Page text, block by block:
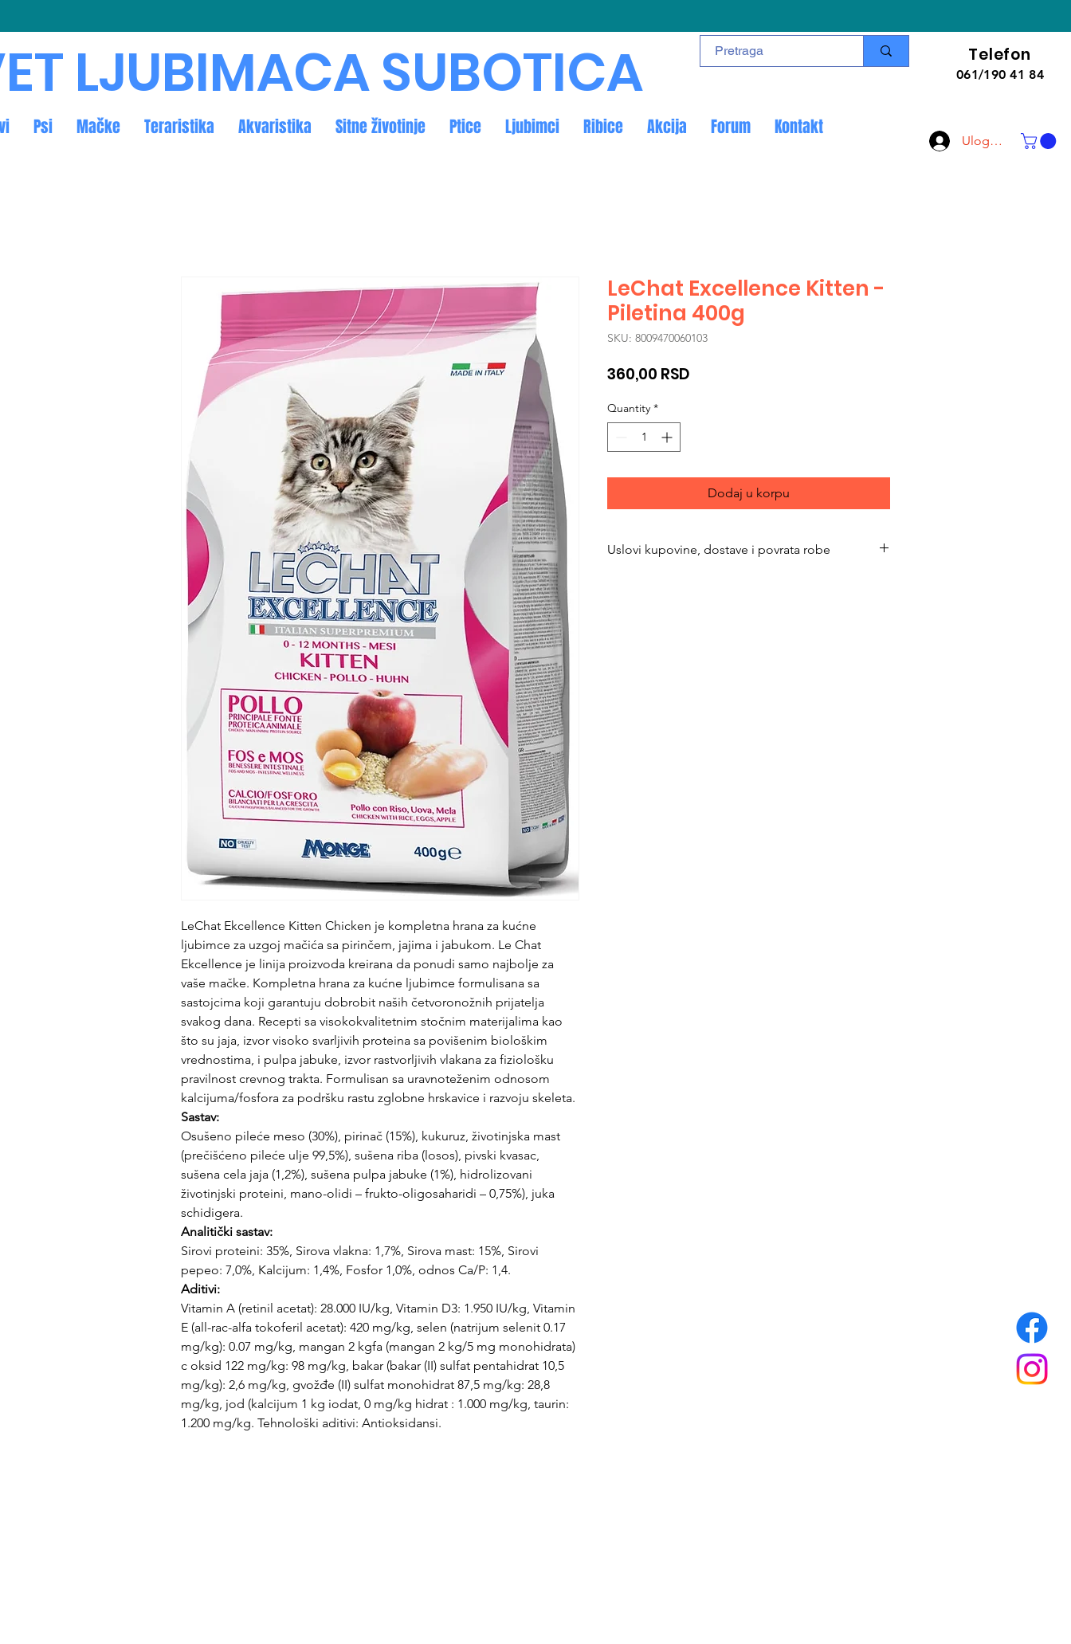
Telefon
061/190 41 84
Uloguj se
Psi Mačke Teraristika Akvaristika Sitne životinje Ptice Ljubimci Ribice Akcija Forum Kontakt
LJUBIMACA SUBOTICA
LeChat Ekcellence Kitten Chicken je kompletna hrana za kućne
ljubimce za uzgoj mačića sa pirinčem, jajima i jabukom. Le Chat
Ekcellence je linija proizvoda kreirana da ponudi samo najbolje za
vaše mačke. Kompletna hrana za kućne ljubimce formulisana sa
sastojcima koji garantuju dobrobit naših četvoronožnih prijatelja
svakog dana. Recepti sa visokokvalitetnim stočnim materijalima kao
što su jaja, izvor visoko svarljivih proteina sa povišenim biološkim
vrednostima, i pulpa jabuke, izvor rastvorljivih vlakana za fiziološku
pravilnost crevnog trakta. Formulisan sa uravnoteženim odnosom
kalcijuma/fosfora za podršku rastu zglobne hrskavice i razvoju skeleta.
Sastav:
Osušeno pileće meso (30%), pirinač (15%), kukuruz, životinjska mast
(prečišćeno pileće ulje 99,5%), sušena riba (losos), pivski kvasac,
sušena cela jaja (1,2%), sušena pulpa jabuke (1%), hidrolizovani
životinjski proteini, mano-olidi – frukto-oligosaharidi – 0,75%), juka
schidigera.
Analitički sastav:
Sirovi proteini: 35%, Sirova vlakna: 1,7%, Sirova mast: 15%, Sirovi
pepeo: 7,0%, Kalcijum: 1,4%, Fosfor 1,0%, odnos Ca/P: 1,4.
Aditivi:
Vitamin A (retinil acetat): 28.000 IU/kg, Vitamin D3: 1.950 IU/kg, Vitamin
E (all-rac-alfa tokoferil acetat): 420 mg/kg, selen (natrijum selenit 0.17
mg/kg): 0.07 mg/kg, mangan 2 kgfa (mangan 2 kg/5 mg monohidrata)
c oksid 122 mg/kg: 98 mg/kg, bakar (bakar (II) sulfat pentahidrat 10,5
mg/kg): 2,6 mg/kg, gvožđe (II) sulfat monohidrat 87,5 mg/kg: 28,8
mg/kg, jod (kalcijum 1 kg iodat, 0 mg/kg hidrat : 1.000 mg/kg, taurin:
1.200 mg/kg. Tehnološki aditivi: Antioksidansi.
LeChat Excellence Kitten -
Piletina 400g
SKU: 8009470060103
360,00 RSD
Quantity *
Dodaj u korpu
Uslovi kupovine, dostave i povrata robe